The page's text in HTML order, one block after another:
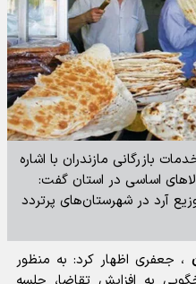
بازرگانی مازندران با اشاره
اساسی در استان گفت:
آرد در شهرستان‌های پرتردد
، جعفری اظهار کرد: به منظور